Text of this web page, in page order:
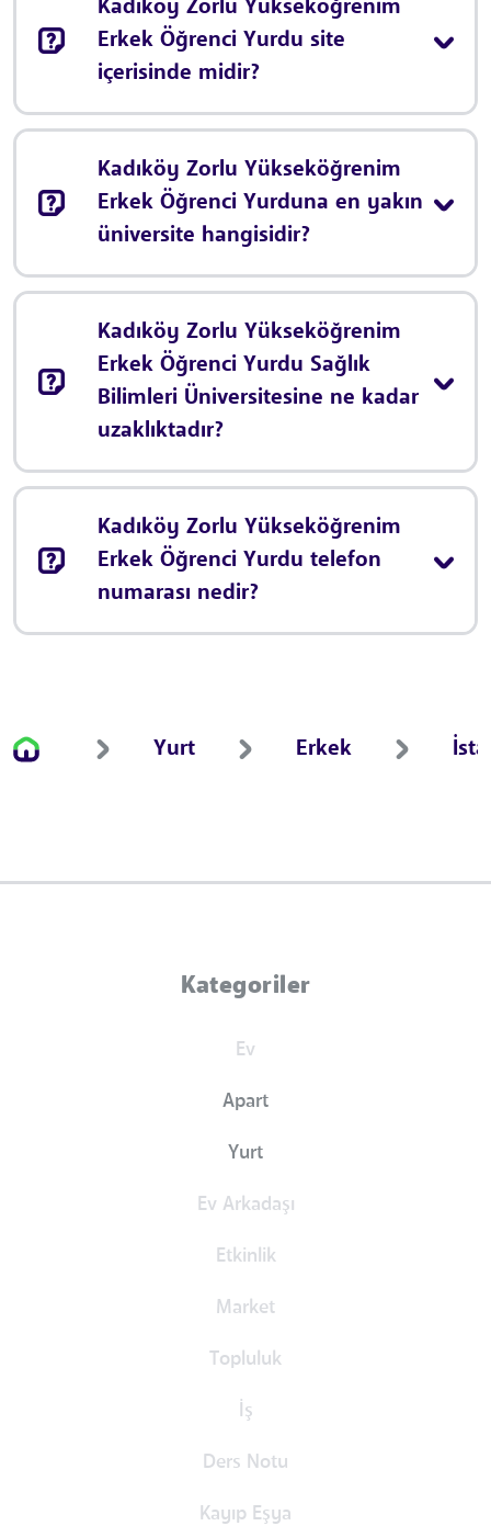
Kadıköy Zorlu Yükseköğrenim
Erkek Öğrenci Yurdu site
içerisinde midir?
Kadıköy Zorlu Yükseköğrenim
Erkek Öğrenci Yurduna en yakın
üniversite hangisidir?
Kadıköy Zorlu Yükseköğrenim
Erkek Öğrenci Yurdu Sağlık
Bilimleri Üniversitesine ne kadar
uzaklıktadır?
Kadıköy Zorlu Yükseköğrenim
Erkek Öğrenci Yurdu telefon
numarası nedir?
Yurt Erkek
Kategoriler
Ev
Apart
Yurt
Ev Arkadaşı
Etkinlik
Market
Topluluk
İş
Ders Notu
Kayıp Eşya